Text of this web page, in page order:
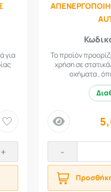
για
+
Το προϊόν
χρήση σε
οχήματα ,
price
-